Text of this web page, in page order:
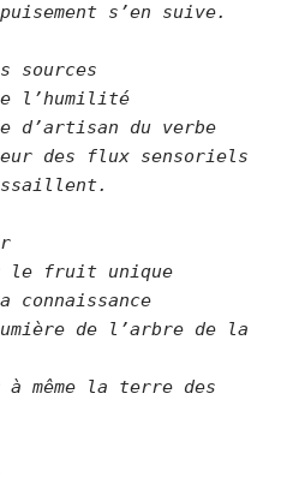
s’en suive.
sources
l’humilité
d’artisan du verbe
des flux sensoriels
le fruit unique
connaissance
de l’arbre de la
à même la terre des